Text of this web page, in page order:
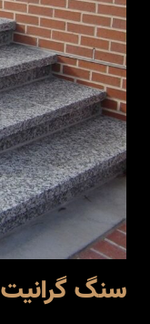
سنگ گرانیت